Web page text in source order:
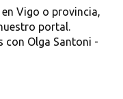
Vigo o provincia,
portal.
con Olga Santoni -